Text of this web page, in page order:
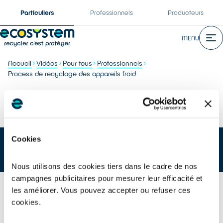
Cookies
Nous utilisons des cookies tiers dans le cadre de nos
campagnes publicitaires pour mesurer leur efficacité et
les améliorer. Vous pouvez accepter ou refuser ces
cookies.
Particuliers Professionnels Producteurs
MENU
Accueil Vidéos Pour tous
Professionnels
Process de recyclage des appareils froid
Process de recyclage des appareils froid